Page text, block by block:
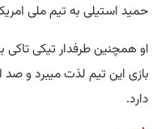
حمید استیلی به تیم ملی
او همچنین طرفدار تیکی
بازی این تیم لذت میبرد و صد
دارد.